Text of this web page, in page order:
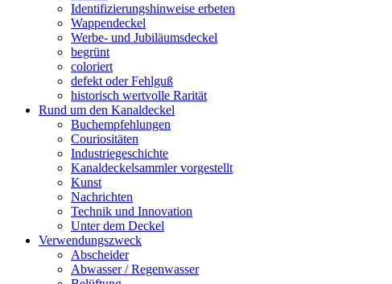
Identifizierungshinweise erbeten
Wappendeckel
Werbe- und Jubiläumsdeckel
begrünt
coloriert
defekt oder Fehlguß
historisch wertvolle Rarität
Rund um den Kanaldeckel
Buchempfehlungen
Couriositäten
Industriegeschichte
Kanaldeckelsammler vorgestellt
Kunst
Nachrichten
Technik und Innovation
Unter dem Deckel
Verwendungszweck
Abscheider
Abwasser / Regenwasser